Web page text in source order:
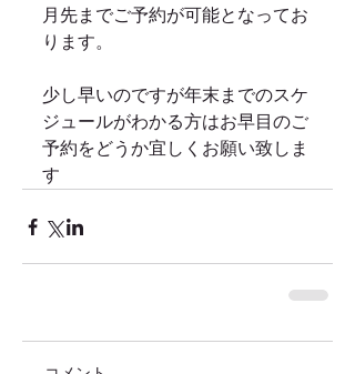
月先までご予約が可能となってお
ります。
少し早いのですが年末までのスケ
ジュールがわかる方はお早目のご
予約をどうか宜しくお願い致しま
す